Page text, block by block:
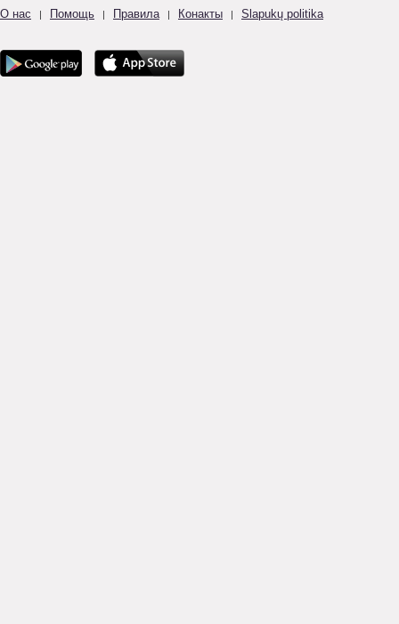
О нас | Помощь | Правила | Конакты | Slapukų politika